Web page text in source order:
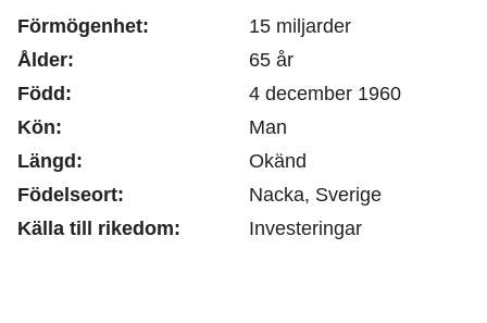
Förmögenhet:
15 miljarder
Ålder:
65 år
Född:
4 december 1960
Kön:
Man
Längd:
Okänd
Födelseort:
Nacka, Sverige
Källa till rikedom:
Investeringar